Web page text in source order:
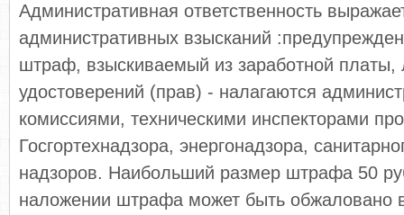
Административная ответственность
административных взысканий
штраф, взыскиваемый из заработной
удостоверений (прав) - налагаются
комиссиями, техническими инспекторами
Госгортехнадзора, энергонадзора,
надзоров. Наибольший размер штрафа 50
наложении штрафа может быть обжаловано